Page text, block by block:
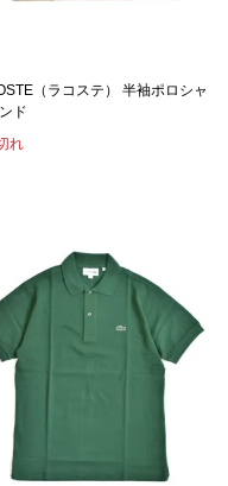
（ラコステ） 半袖ポロシャ
ド
れ